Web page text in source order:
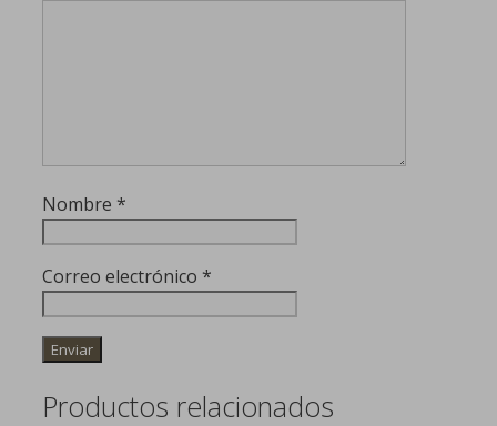
Nombre *
Correo electrónico *
Productos relacionados